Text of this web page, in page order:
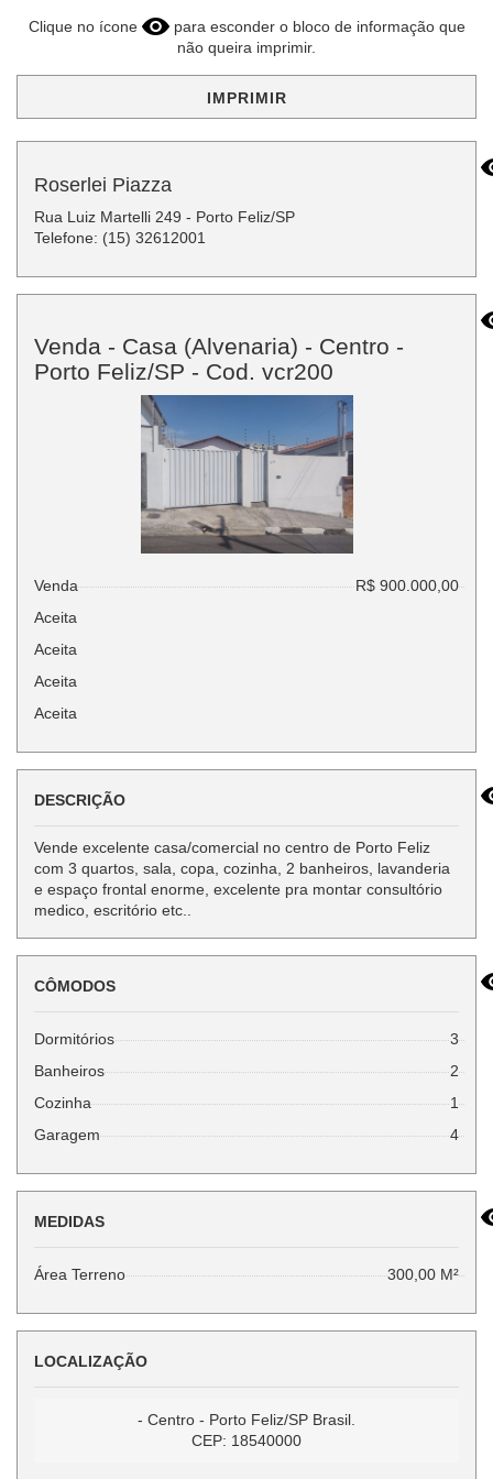
Clique no ícone
para esconder o bloco de informação que
não queira imprimir.
IMPRIMIR
Roserlei Piazza
Rua Luiz Martelli 249 - Porto Feliz/SP
Telefone: (15) 32612001
Venda - Casa (Alvenaria) - Centro -
Porto Feliz/SP - Cod. vcr200
Venda
R$ 900.000,00
Aceita
Aceita
Aceita
Aceita
DESCRIÇÃO
Vende excelente casa/comercial no centro de Porto Feliz
com 3 quartos, sala, copa, cozinha, 2 banheiros, lavanderia
e espaço frontal enorme, excelente pra montar consultório
medico, escritório etc..
CÔMODOS
Dormitórios
3
Banheiros
2
Cozinha
1
Garagem
4
MEDIDAS
Área Terreno 300,00 M²
LOCALIZAÇÃO
- Centro - Porto Feliz/SP Brasil.
CEP: 18540000